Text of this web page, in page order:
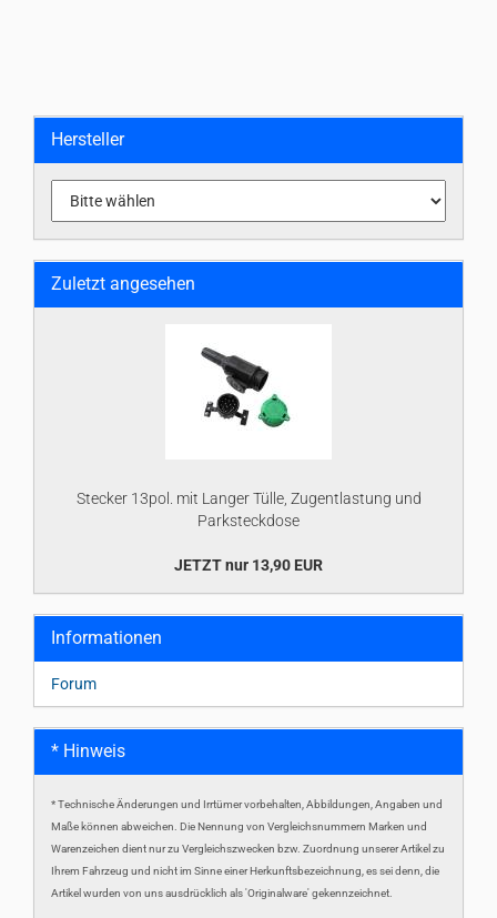
Hersteller
Zuletzt angesehen
Stecker 13pol. mit Langer Tülle, Zugentlastung und
Parksteckdose
JETZT nur 13,90 EUR
Informationen
Forum
* Hinweis
* Technische Änderungen und Irrtümer vorbehalten, Abbildungen, Angaben und
Maße können abweichen. Die Nennung von Vergleichsnummern Marken und
Warenzeichen dient nur zu Vergleichszwecken bzw. Zuordnung unserer Artikel zu
Ihrem Fahrzeug und nicht im Sinne einer Herkunftsbezeichnung, es sei denn, die
Artikel wurden von uns ausdrücklich als 'Originalware' gekennzeichnet.